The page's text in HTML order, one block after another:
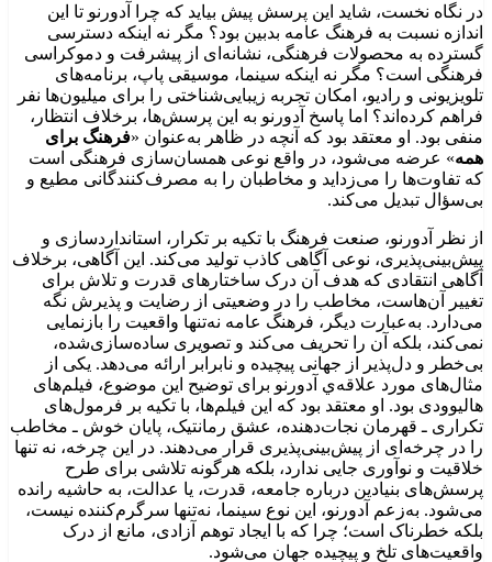
در نگاه نخست، شاید این پرسش پیش بیاید که چرا آدورنو تا این
اندازه نسبت به فرهنگ عامه بدبین بود؟ مگر نه اینکه دسترسی
گسترده به محصولات فرهنگی، نشانه‌ای از پیشرفت و دموکراسی
فرهنگی است؟ مگر نه اینکه سینما، موسیقی پاپ، برنامه‌های
تلویزیونی و رادیو، امکان تجربه زیبایی‌شناختی را برای میلیون‌ها نفر
فراهم کرده‌اند؟ اما پاسخ آدورنو به این پرسش‌ها، برخلاف انتظار،
منفی بود. او معتقد بود که آنچه در ظاهر به‌عنوان «فرهنگ برای
همه» عرضه می‌شود، در واقع نوعی همسان‌سازی فرهنگی است
که تفاوت‌ها را می‌زداید و مخاطبان را به مصرف‌کنندگانی مطیع و
بی‌سؤال تبدیل می‌کند.
از نظر آدورنو، صنعت فرهنگ با تکیه بر تکرار، استانداردسازی و
پیش‌بینی‌پذیری، نوعی آگاهی کاذب تولید می‌کند. این آگاهی، برخلاف
آگاهی انتقادی که هدف آن درک ساختارهای قدرت و تلاش برای
تغییر آن‌هاست، مخاطب را در وضعیتی از رضایت و پذیرش نگه
می‌دارد. به‌عبارت دیگر، فرهنگ عامه نه‌تنها واقعیت را بازنمایی
نمی‌کند، بلکه آن را تحریف می‌کند و تصویری ساده‌سازی‌شده،
بی‌خطر و دل‌پذیر از جهانی پیچیده و نابرابر ارائه می‌دهد. یکی از
مثال‌های مورد علاقه‌ي آدورنو برای توضیح این موضوع، فیلم‌های
هالیوودی بود. او معتقد بود که این فیلم‌ها، با تکیه بر فرمول‌های
تکراری ـ قهرمان نجات‌دهنده، عشق رمانتیک، پایان خوش ـ مخاطب
را در چرخه‌ای از پیش‌بینی‌پذیری قرار می‌دهند. در این چرخه، نه تنها
خلاقیت و نوآوری جایی ندارد، بلکه هرگونه تلاشی برای طرح
پرسش‌های بنیادین درباره جامعه، قدرت، یا عدالت، به حاشیه رانده
می‌شود. به‌زعم آدورنو، این نوع سینما، نه‌تنها سرگرم‌کننده نیست،
بلکه خطرناک است؛ چرا که با ایجاد توهم آزادی، مانع از درک
واقعیت‌های تلخ و پیچیده جهان می‌شود.